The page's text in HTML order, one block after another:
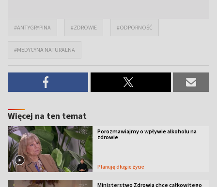
#ANTYGRYPINA #ZDROWIE #ODPORNOŚĆ
#MEDYCYNA NATURALNA
Więcej na ten temat
Porozmawiajmy o wpływie alkoholu na
zdrowie
Planuję długie życie
Ministerstwo Zdrowia chce całkowitego